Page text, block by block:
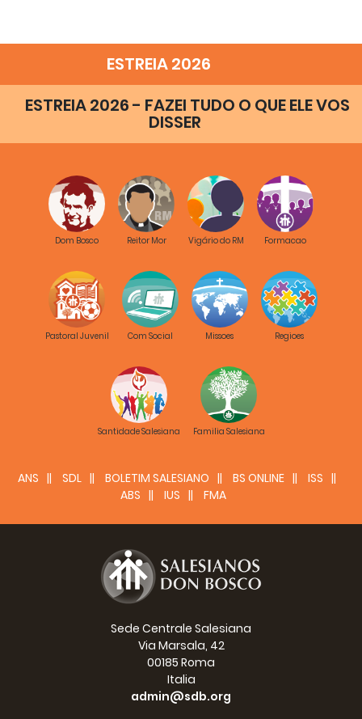
ESTREIA 2026
ESTREIA 2026 - FAZEI TUDO O QUE ELE VOS
DISSER
Dom Bosco Reitor Mor Vigário do RM Formacao
Pastoral Juvenil Com Social Missoes Regioes
Santidade Salesiana Familia Salesiana
ANS SDL BOLETIM SALESIANO BS ONLINE
ISS
ABS
IUS FMA
Sede Centrale Salesiana
Via Marsala, 42
00185 Roma
Italia
admin@sdb.org